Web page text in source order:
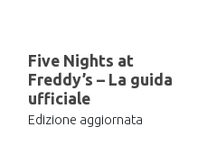
Five Nights at
Freddy’s – La guida
ufficiale
Edizione aggiornata